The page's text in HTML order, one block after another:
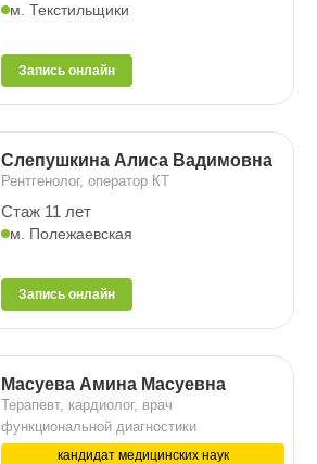
м. Текстильщики
Запись онлайн
Слепушкина Алиса Вадимовна
Рентгенолог, оператор КТ
Стаж 11 лет
м. Полежаевская
Запись онлайн
Масуева Амина Масуевна
Терапевт, кардиолог, врач
функциональной диагностики
кандидат медицинских наук